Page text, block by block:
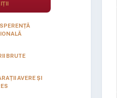
BRUTE
AVERE ȘI